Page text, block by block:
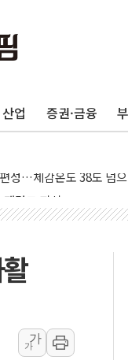
산업 증권·금융
7명 고립…전원 구조
우…호우경보 발효
여부 조사
검토 지시
한 비...가뭄 해소될 듯
원칙 뒤집는 것"
곳 소나기
들 '범죄 사각지대' 우려
율규제단체' 타진
'재역전' vs 정청래 '격차
가
가